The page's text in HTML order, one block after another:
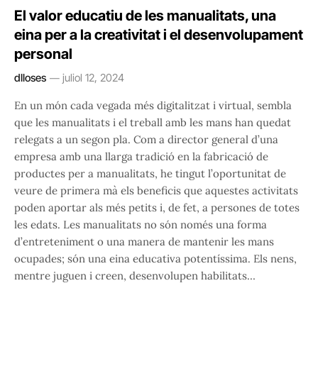
El valor educatiu de les manualitats, una
eina per a la creativitat i el desenvolupament
personal
dlloses juliol 12, 2024
En un món cada vegada més digitalitzat i virtual, sembla
que les manualitats i el treball amb les mans han quedat
relegats a un segon pla. Com a director general d’una
empresa amb una llarga tradició en la fabricació de
productes per a manualitats, he tingut l’oportunitat de
veure de primera mà els beneficis que aquestes activitats
poden aportar als més petits i, de fet, a persones de totes
les edats. Les manualitats no són només una forma
d’entreteniment o una manera de mantenir les mans
ocupades; són una eina educativa potentíssima. Els nens,
mentre juguen i creen, desenvolupen habilitats…